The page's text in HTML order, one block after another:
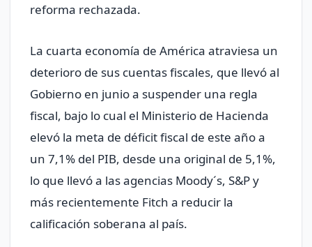
reforma rechazada.
La cuarta economía de América atraviesa un
deterioro de sus cuentas fiscales, que llevó al
Gobierno en junio a suspender una regla
fiscal, bajo lo cual el Ministerio de Hacienda
elevó la meta de déficit fiscal de este año a
un 7,1% del PIB, desde una original de 5,1%,
lo que llevó a las agencias Moody´s, S&P y
más recientemente Fitch a reducir la
calificación soberana al país.